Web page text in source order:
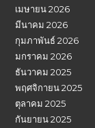
เมษายน 2026
มีนาคม 2026
กุมภาพันธ์ 2026
มกราคม 2026
ธันวาคม 2025
พฤศจิกายน 2025
ตุลาคม 2025
กันยายน 2025